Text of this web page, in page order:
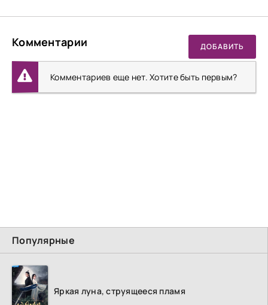
Популярные
Яркая луна, струящееся пламя
Комментарии ДОБАВИТЬ
Комментариев еще нет. Хотите быть первым?